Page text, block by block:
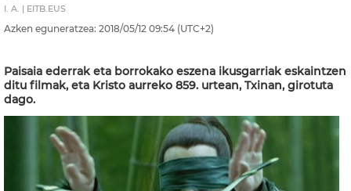
I. A. | EITB.EUS
Azken eguneratzea: 2018/05/12 09:54 (UTC+2)
Paisaia ederrak eta borrokako eszena ikusgarriak eskaintzen
ditu filmak, eta Kristo aurreko 859. urtean, Txinan, girotuta
dago.